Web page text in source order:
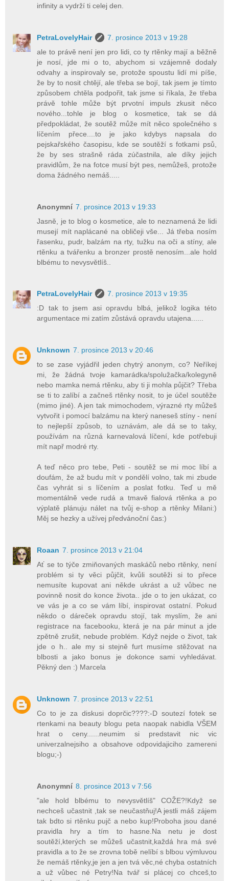
infinity a vydrží ti celej den.
PetraLovelyHair
7. prosince 2013 v 19:28
ale to právě není jen pro lidi, co ty rtěnky mají a běžně
je nosí, jde mi o to, abychom si vzájemně dodaly
odvahy a inspirovaly se, protože spoustu lidí mi píše,
že by to nosit chtějí, ale třeba se bojí, tak jsem je tímto
způsobem chtěla podpořit, tak jsme si říkala, že třeba
právě tohle může být prvotní impuls zkusit něco
nového...tohle je blog o kosmetice, tak se dá
předpokládat, že soutěž může mít něco společného s
líčením přece....to je jako kdybys napsala do
pejskařského časopisu, kde se soutěží s fotkami psů,
že by ses strašně ráda zúčastnila, ale díky jejich
pravidlům, že na fotce musí být pes, nemůžeš, protože
doma žádného nemáš.....
Anonymní 7. prosince 2013 v 19:33
Jasně, je to blog o kosmetice, ale to neznamená že lidi
musejí mít naplácané na obličeji vše... Já třeba nosím
řasenku, pudr, balzám na rty, tužku na oči a stíny, ale
rtěnku a tvářenku a bronzer prostě nenosím...ale hold
blbému to nevysvětlíš..
PetraLovelyHair
7. prosince 2013 v 19:35
:D tak to jsem asi opravdu blbá, jelikož logika této
argumentace mi zatím zůstává opravdu utajena......
Unknown 7. prosince 2013 v 20:46
to se zase vyjádřil jeden chytrý anonym, co? Neříkej
mi, že žádná tvoje kamarádka/spolužačka/kolegyně
nebo mamka nemá rtěnku, aby ti ji mohla půjčit? Třeba
se ti to zalíbí a začneš rtěnky nosit, to je účel soutěže
(mimo jiné). A jen tak mimochodem, výrazné rty můžeš
vytvořit i pomocí balzámu na který naneseš stíny - není
to nejlepší způsob, to uznávám, ale dá se to taky,
používám na různá karnevalová líčení, kde potřebuji
mít např modré rty.
A teď něco pro tebe, Peti - soutěž se mi moc líbí a
doufám, že až budu mít v pondělí volno, tak mi zbude
čas vyhrát si s líčením a poslat fotku. Teď u mě
momentálně vede rudá a tmavě fialová rtěnka a po
výplatě plánuju nálet na tvůj e-shop a rtěnky Milani:)
Měj se hezky a užívej předvánoční čas:)
Roaan 7. prosince 2013 v 21:04
Ať se to týče zmiňovaných maskáčů nebo rtěnky, není
problém si ty věci půjčit, kvůli soutěži si to přece
nemusíte kupovat ani někde ukrást a už vůbec ne
povinně nosit do konce života.. jde o to jen ukázat, co
ve vás je a co se vám líbí, inspirovat ostatní. Pokud
někdo o dáreček opravdu stojí, tak myslím, že ani
registrace na facebooku, která je na pár minut a jde
zpětně zrušit, nebude problém. Když nejde o život, tak
jde o h.. ale my si stejně furt musíme stěžovat na
blbosti a jako bonus je dokonce sami vyhledávat.
Pěkný den :) Marcela
Unknown 7. prosince 2013 v 22:51
Co to je za diskusi doprčic????:-D soutezí fotek se
rtenkami na beauty blogu peta naopak nabidla VŠEM
hrat o ceny......neumim si predstavit nic vic
univerzalnejsiho a obsahove odpovidajiciho zamereni
blogu;-)
Anonymní 8. prosince 2013 v 7:56
"ale hold blbému to nevysvětlíš" COŽE?!Když se
nechceš učastnit ,tak se neučastňuj!A jestli máš zájem
tak bdto si rtěnku pujč a nebo kup!Proboha jsou dané
pravidla hry a tím to hasne.Na netu je dost
soutěží,kterých se můžeš učastnit,každá hra má své
pravidla a to že se zrovna tobě nelíbí s blbou výmluvou
že nemáš rtěnky,je jen a jen tvá věc,né chyba ostatních
a už vůbec né Petry!Na tvář si plácej co chceš,to